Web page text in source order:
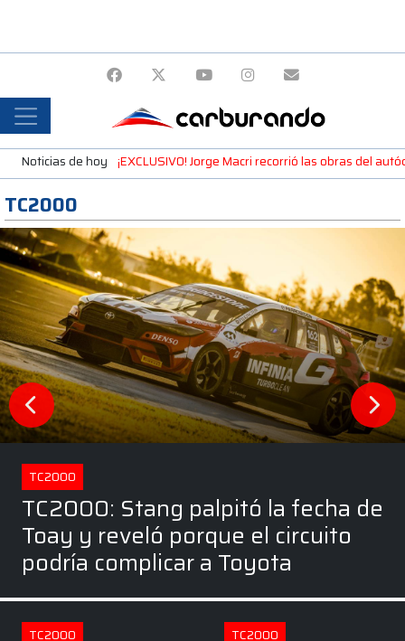
Noticias de hoy ¡EXCLUSIVO! Jorge Macri recorrió las obras del
TC2000
TC2000
TC2000: Stang palpitó la fecha de
Toay y reveló porque el circuito
podría complicar a Toyota
TC2000 TC2000